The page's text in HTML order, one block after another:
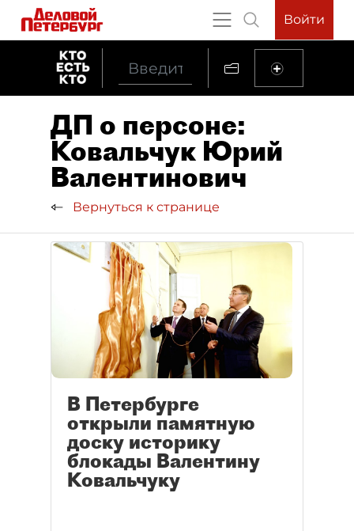
Войти
ДП о персоне:
Ковальчук Юрий
Валентинович
Вернуться к странице
В Петербурге
открыли памятную
доску историку
блокады Валентину
Ковальчуку